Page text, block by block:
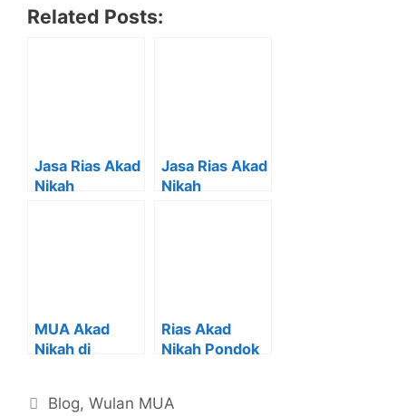
Related Posts:
Jasa Rias Akad
Nikah
Jasa Rias Akad
Nikah
MUA Akad
Nikah di
Rias Akad
Nikah Pondok
Kategori
Blog,Wulan MUA